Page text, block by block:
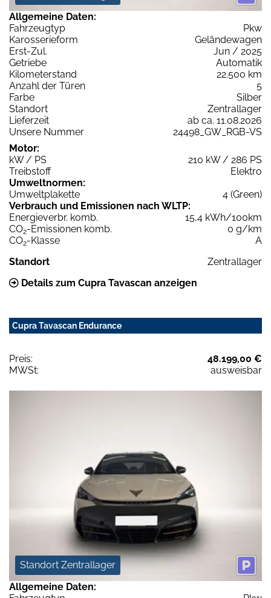
Allgemeine Daten:
Fahrzeugtyp
Pkw
Karosserieform
Geländewagen
Erst-Zul.
Jun / 2025
Getriebe
Automatik
Kilometerstand
22.500 km
Anzahl der Türen
5
Farbe
Silber
Standort
Zentrallager
Lieferzeit
ab ca. 11.08.2026
Unsere Nummer
24498_GW_RGB-VS
Motor:
kW / PS
210 kW / 286 PS
Treibstoff
Elektro
Umweltnormen:
Umweltplakette
4 (Green)
Verbrauch und Emissionen nach WLTP:
Energieverbr. komb.
15,4 kWh/100km
CO2-Emissionen komb.
0 g/km
CO2-Klasse
A
Standort
Zentrallager
Details zum Cupra Tavascan anzeigen
Cupra Tavascan Endurance
Preis:
48.199,00 €
MWSt:
ausweisbar
Standort Zentrallager
Allgemeine Daten: